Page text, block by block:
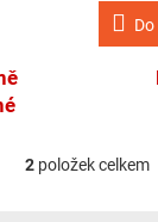
2položek celkem